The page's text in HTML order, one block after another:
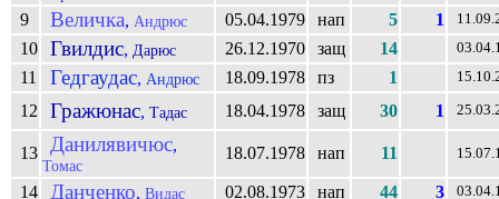
9 Величка, Андрюс 05.04.1979 нап 5 1
10 Гвилдис, Дарюс 26.12.1970 защ 14
11 Гедгаудас, Андрюс 18.09.1978 пз 1
12 Гражюнас, Тадас 18.04.1978 защ 30 1
13 Данилявичюс,
Томас
18.07.1978 нап 11
14 Данченко, Видас 02.08.1973 нап 44 3